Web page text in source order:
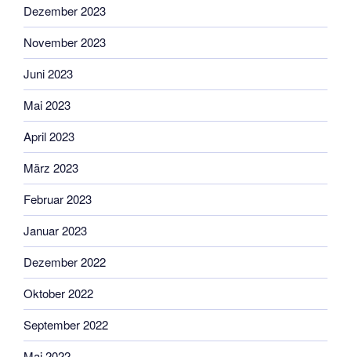
Dezember 2023
November 2023
Juni 2023
Mai 2023
April 2023
März 2023
Februar 2023
Januar 2023
Dezember 2022
Oktober 2022
September 2022